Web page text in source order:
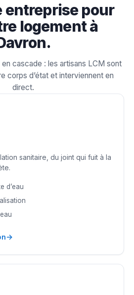
entreprise pour
logement à
cascade : les artisans LCM sont
corps d’état et interviennent en
direct.
sanitaire, du joint qui fuit à la
d’eau
→